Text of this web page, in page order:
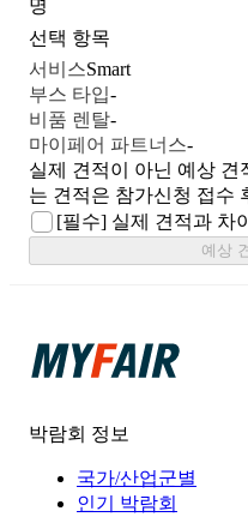
명
선택 항목
서비스Smart
부스 타입-
비품 렌탈-
마이페어 파트너스-
실제 견적이 아닌 예상
는 견적은 참가신청 접수
[필수] 실제 견적과 차
예상
박람회 정보
국가/산업군별
인기 박람회